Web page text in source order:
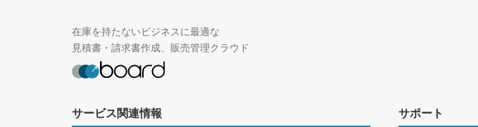
在庫を持たないビジネスに最適な
見積書・請求書作成、販売管理クラウド
サービス関連情報 サポート